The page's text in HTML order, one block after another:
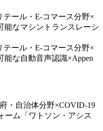
テール・E-コマース分野×
能なマシントランスレーシ
テール・E-コマース分野×
能な自動音声認識×Appen
・自治体分野×COVID-19
ーム「ワトソン・アシス